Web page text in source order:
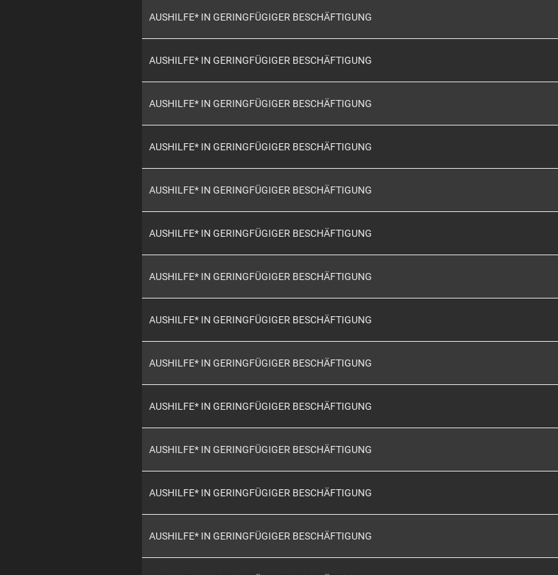
AUSHILFE* IN GERINGFÜGIGER BESCHÄFTIGUNG
AUSHILFE* IN GERINGFÜGIGER BESCHÄFTIGUNG
AUSHILFE* IN GERINGFÜGIGER BESCHÄFTIGUNG
AUSHILFE* IN GERINGFÜGIGER BESCHÄFTIGUNG
AUSHILFE* IN GERINGFÜGIGER BESCHÄFTIGUNG
AUSHILFE* IN GERINGFÜGIGER BESCHÄFTIGUNG
AUSHILFE* IN GERINGFÜGIGER BESCHÄFTIGUNG
AUSHILFE* IN GERINGFÜGIGER BESCHÄFTIGUNG
AUSHILFE* IN GERINGFÜGIGER BESCHÄFTIGUNG
AUSHILFE* IN GERINGFÜGIGER BESCHÄFTIGUNG
AUSHILFE* IN GERINGFÜGIGER BESCHÄFTIGUNG
AUSHILFE* IN GERINGFÜGIGER BESCHÄFTIGUNG
AUSHILFE* IN GERINGFÜGIGER BESCHÄFTIGUNG